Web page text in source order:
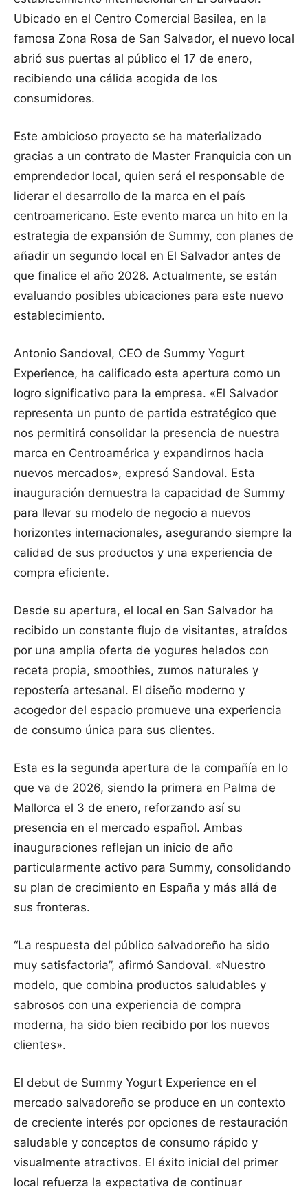
Ubicado en el Centro Comercial Basilea, en la
famosa Zona Rosa de San Salvador, el nuevo local
abrió sus puertas al público el 17 de enero,
recibiendo una cálida acogida de los
consumidores.
Este ambicioso proyecto se ha materializado
gracias a un contrato de Master Franquicia con un
emprendedor local, quien será el responsable de
liderar el desarrollo de la marca en el país
centroamericano. Este evento marca un hito en la
estrategia de expansión de Summy, con planes de
añadir un segundo local en El Salvador antes de
que finalice el año 2026. Actualmente, se están
evaluando posibles ubicaciones para este nuevo
establecimiento.
Antonio Sandoval, CEO de Summy Yogurt
Experience, ha calificado esta apertura como un
logro significativo para la empresa. «El Salvador
representa un punto de partida estratégico que
nos permitirá consolidar la presencia de nuestra
marca en Centroamérica y expandirnos hacia
nuevos mercados», expresó Sandoval. Esta
inauguración demuestra la capacidad de Summy
para llevar su modelo de negocio a nuevos
horizontes internacionales, asegurando siempre la
calidad de sus productos y una experiencia de
compra eficiente.
Desde su apertura, el local en San Salvador ha
recibido un constante flujo de visitantes, atraídos
por una amplia oferta de yogures helados con
receta propia, smoothies, zumos naturales y
repostería artesanal. El diseño moderno y
acogedor del espacio promueve una experiencia
de consumo única para sus clientes.
Esta es la segunda apertura de la compañía en lo
que va de 2026, siendo la primera en Palma de
Mallorca el 3 de enero, reforzando así su
presencia en el mercado español. Ambas
inauguraciones reflejan un inicio de año
particularmente activo para Summy, consolidando
su plan de crecimiento en España y más allá de
sus fronteras.
“La respuesta del público salvadoreño ha sido
muy satisfactoria”, afirmó Sandoval. «Nuestro
modelo, que combina productos saludables y
sabrosos con una experiencia de compra
moderna, ha sido bien recibido por los nuevos
clientes».
El debut de Summy Yogurt Experience en el
mercado salvadoreño se produce en un contexto
de creciente interés por opciones de restauración
saludable y conceptos de consumo rápido y
visualmente atractivos. El éxito inicial del primer
local refuerza la expectativa de continuar